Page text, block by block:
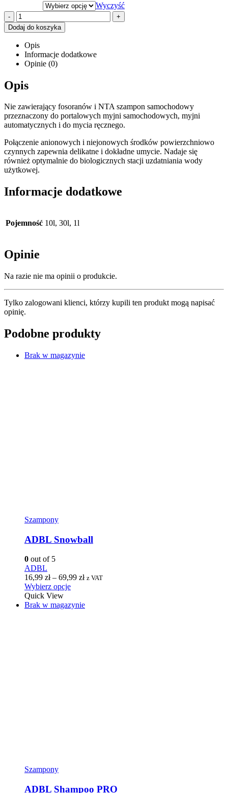
Wyczyść
-
+
Dodaj do koszyka
Opis
Informacje dodatkowe
Opinie (0)
Opis
Nie zawierający fosoranów i NTA szampon samochodowy
przeznaczony do portalowych myjni samochodowych, myjni
automatycznych i do mycia ręcznego.
Połączenie anionowych i niejonowych środków powierzchniowo
czynnych zapewnia delikatne i dokładne umycie. Nadaje się
również optymalnie do biologicznych stacji uzdatniania wody
użytkowej.
Informacje dodatkowe
Pojemność 10l, 30l, 1l
Opinie
Na razie nie ma opinii o produkcie.
Tylko zalogowani klienci, którzy kupili ten produkt mogą napisać
opinię.
Podobne produkty
Brak w magazynie
Szampony
ADBL Snowball
0 out of 5
ADBL
16,99 zł– 69,99 zł z VAT
Wybierz opcje
Quick View
Brak w magazynie
Szampony
ADBL Shampoo PRO